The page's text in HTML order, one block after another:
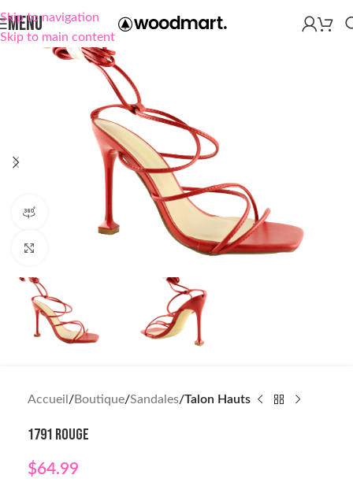
Skip to navigation
Skip to main content
MENU
360 product view
Accueil Boutique Sandales Talon Hauts
1791 ROUGE
$64.99